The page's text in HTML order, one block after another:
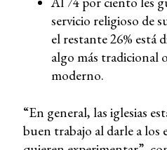
servicio religioso de
el restante 26% está
algo más tradicional
moderno.
“En general, las iglesias
buen trabajo al darle a los